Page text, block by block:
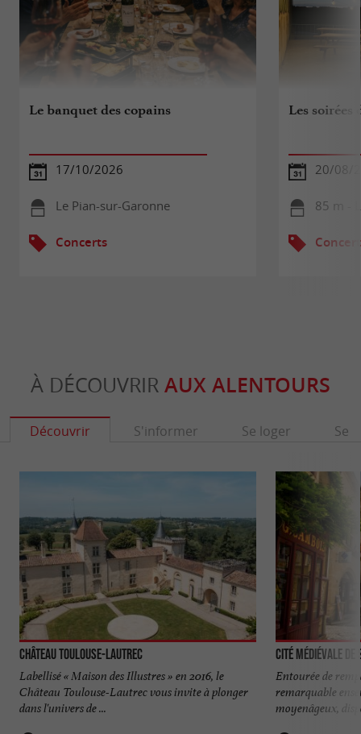
Le banquet des copains
17/10/2026
Le Pian-sur-Garonne
Concerts
Les soirées
20/08/
85 m -
À DÉCOUVRIR AUX ALENTOURS
Découvrir S'informer Se loger Se
Château Toulouse-Lautrec
Labellisé « Maison des Illustres » en 2016, le
Château Toulouse-Lautrec vous invite à plonger
dans l'univers de ...
Cité médiévale
Entourée de
remarquable
moyenâgeux,